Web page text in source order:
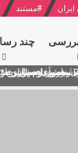
#مستند
چند
منصور افسر ارشد
ریاست جمهوری از
نوروزی خطاب
آغاز سال ۱۴۰۰